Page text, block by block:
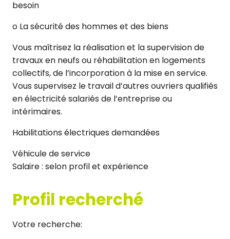
besoin
o La sécurité des hommes et des biens
Vous maîtrisez la réalisation et la supervision de
travaux en neufs ou réhabilitation en logements
collectifs, de l’incorporation à la mise en service.
Vous supervisez le travail d’autres ouvriers qualifiés
en électricité salariés de l’entreprise ou
intérimaires.
Habilitations électriques demandées
Véhicule de service
Salaire : selon profil et expérience
Profil recherché
Votre recherche: